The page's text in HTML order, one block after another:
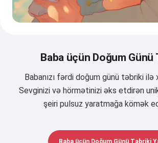
Baba üçün Doğum Günü
Babanızı fərdi doğum günü təbriki
Sevginizi və hörmətinizi əks etdirən
şeiri pulsuz yaratmağa kömək
Baba üçün Doğum Günü Təbriki